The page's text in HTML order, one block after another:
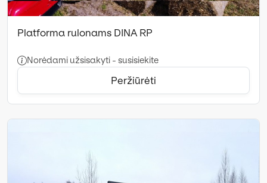
Platforma rulonams DINA RP
Norėdami užsisakyti - susisiekite
Peržiūrėti